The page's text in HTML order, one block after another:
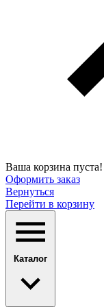
Ваша корзина пуста!
Оформить заказ
Вернуться
Перейти в корзину
Каталог